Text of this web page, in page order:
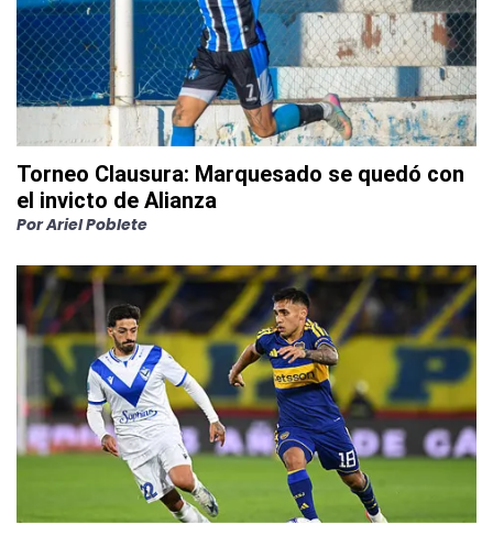
Torneo Clausura: Marquesado se quedó con
el invicto de Alianza
PorAriel Poblete